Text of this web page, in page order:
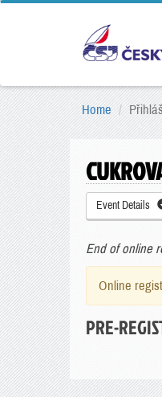
Home
Event Details
End of online
Online
PRE-